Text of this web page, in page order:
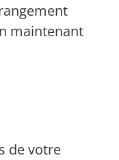
maintenant
de votre